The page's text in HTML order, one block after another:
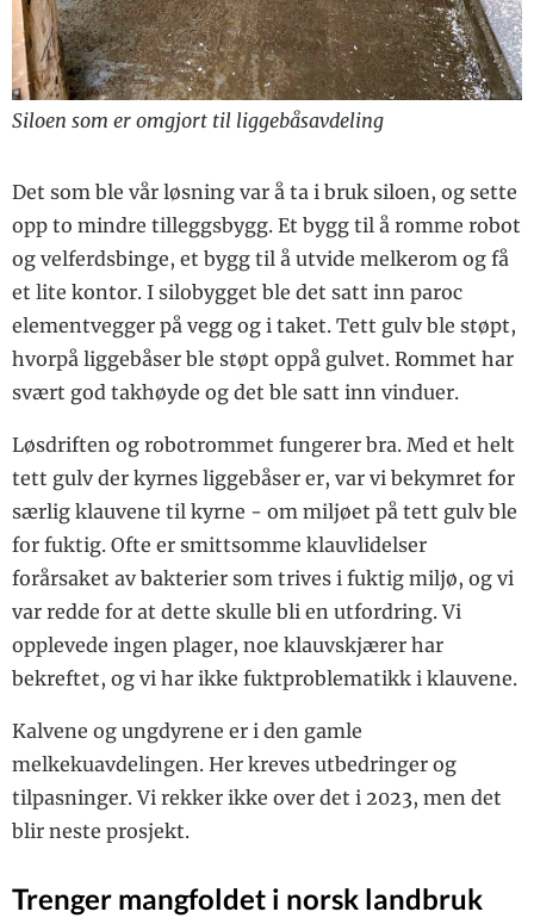
Siloen som er omgjort til liggebåsavdeling
Det som ble vår løsning var å ta i bruk siloen, og sette
opp to mindre tilleggsbygg. Et bygg til å romme robot
og velferdsbinge, et bygg til å utvide melkerom og få
et lite kontor. I silobygget ble det satt inn paroc
elementvegger på vegg og i taket. Tett gulv ble støpt,
hvorpå liggebåser ble støpt oppå gulvet. Rommet har
svært god takhøyde og det ble satt inn vinduer.
Løsdriften og robotrommet fungerer bra. Med et helt
tett gulv der kyrnes liggebåser er, var vi bekymret for
særlig klauvene til kyrne - om miljøet på tett gulv ble
for fuktig. Ofte er smittsomme klauvlidelser
forårsaket av bakterier som trives i fuktig miljø, og vi
var redde for at dette skulle bli en utfordring. Vi
opplevede ingen plager, noe klauvskjærer har
bekreftet, og vi har ikke fuktproblematikk i klauvene.
Kalvene og ungdyrene er i den gamle
melkekuavdelingen. Her kreves utbedringer og
tilpasninger. Vi rekker ikke over det i 2023, men det
blir neste prosjekt.
Trenger mangfoldet i norsk landbruk